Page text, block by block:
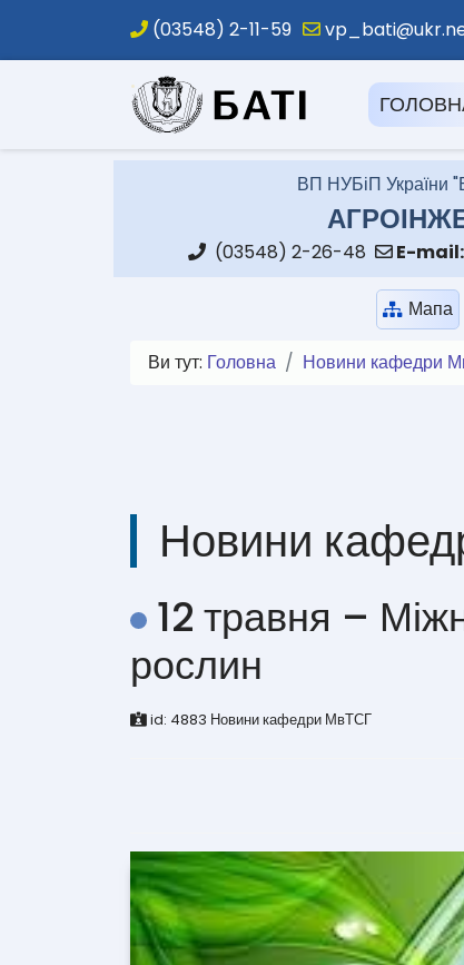
(03548) 2-11-59
.
ВП НУБіП України
(03548) 2-26-48 E-mail:
Мапа
Ви тут: Головна Новини кафедри
Новини
12 травня –
рослин
id: 4883 Новини кафедри МвТСГ